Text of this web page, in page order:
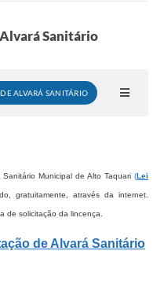
Sanitário
ALVARÁ SANITÁRIO
Municipal de Alto Taquari (Lei
gratuitamente, através da internet.
de solicitação da lincença.
de Alvará Sanitário